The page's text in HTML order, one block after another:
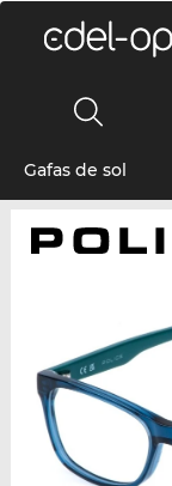
Gafas de sol